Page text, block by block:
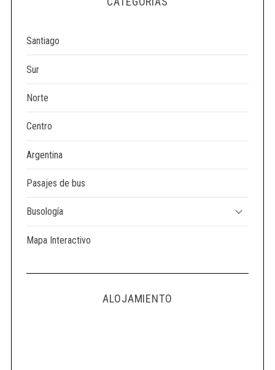
Santiago
Sur
Norte
Centro
Argentina
Pasajes de bus
Busología
Mapa Interactivo
ALOJAMIENTO
c
h
o
: